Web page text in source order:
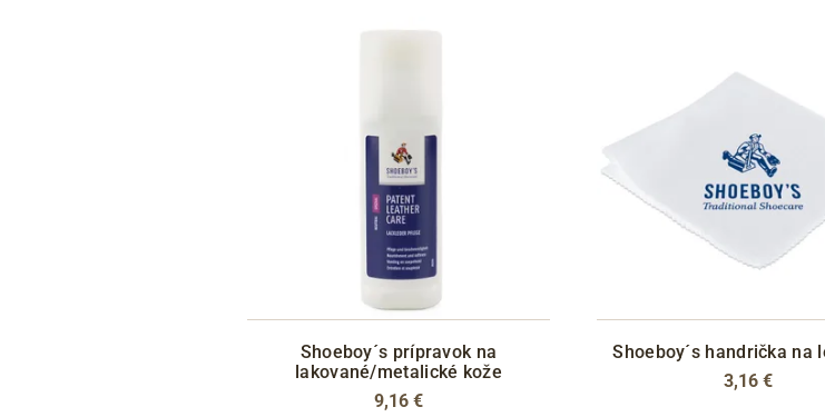
Shoeboy´s prípravok na
lakované/metalické kože
9,16 €
Shoeboy´s handrička na
3,16 €